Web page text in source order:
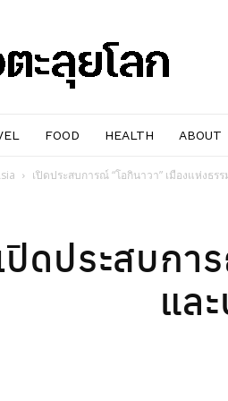
ตะลุย
โลก
FOOD HEALTH ABOUT
เปิดประสบการณ์ “โอกินาวา” เมืองแห่งธ
ปิดประสบกา
แล